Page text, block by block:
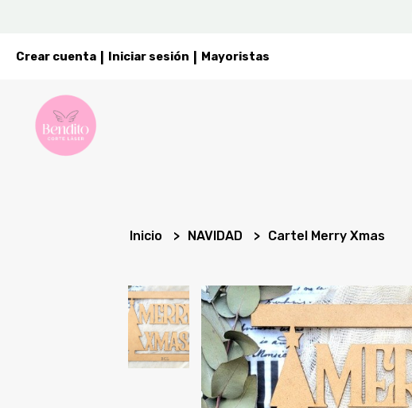
Crear cuenta Iniciar sesión Mayoristas
Inicio NAVIDAD Cartel Merry Xmas